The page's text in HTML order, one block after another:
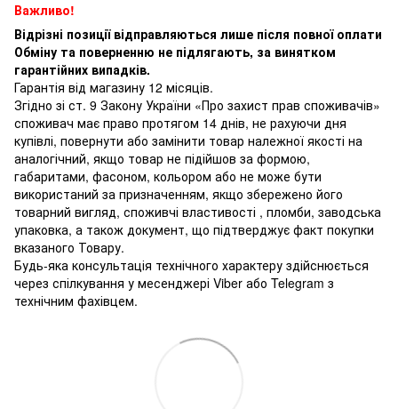
Важливо!
Відрізні позиції відправляються лише після повної оплати
Обміну та поверненню не підлягають, за винятком
гарантійних випадків.
Гарантія від магазину 12 місяців.
Згідно зі ст. 9 Закону України «Про захист прав споживачів»
споживач має право протягом 14 днів, не рахуючи дня
купівлі, повернути або замінити товар належної якості на
аналогічний, якщо товар не підійшов за формою,
габаритами, фасоном, кольором або не може бути
використаний за призначенням, якщо збережено його
товарний вигляд, споживчі властивості , пломби, заводська
упаковка, а також документ, що підтверджує факт покупки
вказаного Товару.
Будь-яка консультація технічного характеру здійснюється
через спілкування у месенджері Viber або Telegram з
технічним фахівцем.